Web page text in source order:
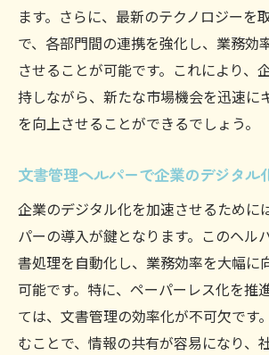
ます。さらに、最新のテクノロジーを
で、各部門間の連携を強化し、業務効
させることが可能です。これにより、
持しながら、新たな市場機会を迅速に
を向上させることができるでしょう。
文書管理ヘルパーで企業のデジタル
企業のデジタル化を加速させるために
パーの導入が鍵となります。このヘル
書処理を自動化し、業務効率を大幅に
可能です。特に、ペーパーレス化を推
ては、文書管理の効率化が不可欠です
むことで、情報の共有が容易になり、